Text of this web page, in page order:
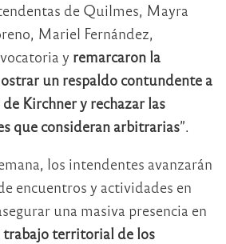
de Quilmes, Mayra
Mariel Fernández,
y remarcaron la
un respaldo contundente a
Kirchner y rechazar las
que consideran arbitrarias”.
los intendentes avanzarán
encuentros y actividades en
una masiva presencia en
trabajo territorial de los